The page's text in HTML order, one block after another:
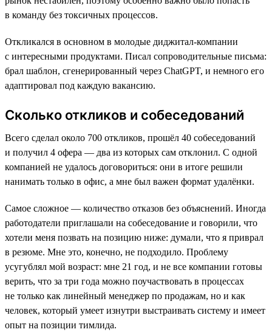
в команду без токсичных процессов.
Откликался в основном в молодые диджитал-компании
с интересными продуктами. Писал сопроводительные письма:
брал шаблон, сгенерированный через ChatGPT, и немного его
адаптировал под каждую вакансию.
Сколько откликов и собеседований
Всего сделал около 700 откликов, прошёл 40 собеседований
и получил 4 офера — два из которых сам отклонил. С одной
компанией не удалось договориться: они в итоге решили
нанимать только в офис, а мне был важен формат удалёнки.
Самое сложное — количество отказов без объяснений. Иногда
работодатели приглашали на собеседование и говорили, что
хотели меня позвать на позицию ниже: думали, что я приврал
в резюме. Мне это, конечно, не подходило. Проблему
усугублял мой возраст: мне 21 год, и не все компании готовы
верить, что за три года можно поучаствовать в процессах
не только как линейный менеджер по продажам, но и как
человек, который умеет изнутри выстраивать систему и имеет
опыт на позиции тимлида.